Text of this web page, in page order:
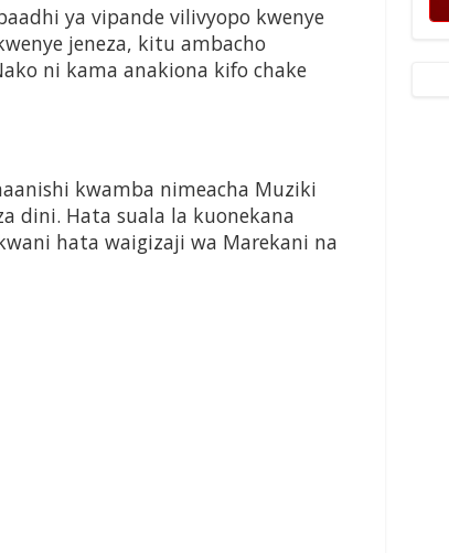
ya vipande vilivyopo kwenye
jeneza, kitu ambacho
ni kama anakiona kifo chake
kwamba nimeacha Muziki
dini. Hata suala la kuonekana
hata waigizaji wa Marekani na